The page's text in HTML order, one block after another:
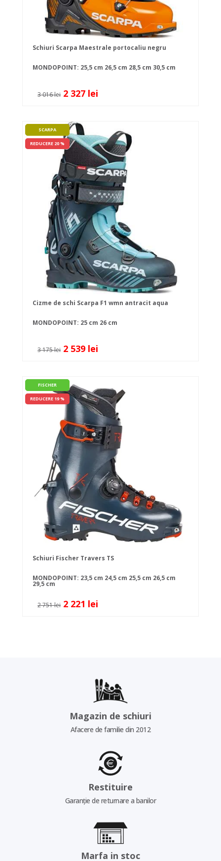
Schiuri Scarpa Maestrale portocaliu negru
MONDOPOINT: 25,5 cm 26,5 cm 28,5 cm 30,5 cm
3 016 lei 2 327 lei
SCARPA
REDUCERE 20 %
Cizme de schi Scarpa F1 wmn antracit aqua
MONDOPOINT: 25 cm 26 cm
3 175 lei 2 539 lei
FISCHER
REDUCERE 19 %
Schiuri Fischer Travers TS
MONDOPOINT: 23,5 cm 24,5 cm 25,5 cm 26,5 cm
29,5 cm
2 751 lei 2 221 lei
Magazin de schiuri
Afacere de familie din 2012
Restituire
Garanție de returnare a banilor
Marfa in stoc